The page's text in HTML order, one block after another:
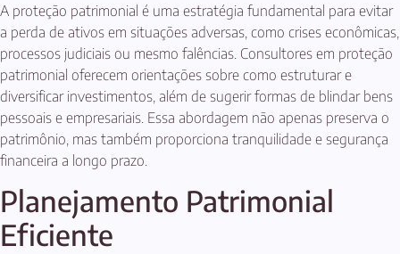
A proteção patrimonial é uma estratégia fundamental para evitar
a perda de ativos em situações adversas, como crises econômicas,
processos judiciais ou mesmo falências. Consultores em proteção
patrimonial oferecem orientações sobre como estruturar e
diversificar investimentos, além de sugerir formas de blindar bens
pessoais e empresariais. Essa abordagem não apenas preserva o
patrimônio, mas também proporciona tranquilidade e segurança
financeira a longo prazo.
Planejamento Patrimonial
Eficiente